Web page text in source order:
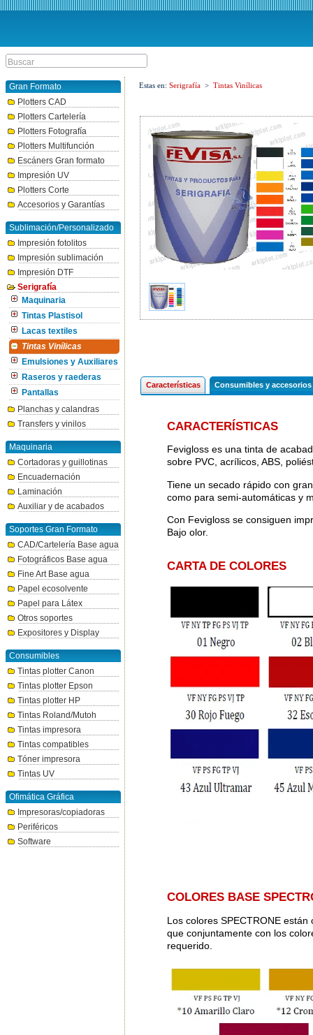
Gran Formato
Plotters CAD
Plotters Cartelería
Plotters Fotografía
Plotters Multifunción
Escáners Gran formato
Impresión UV
Plotters Corte
Accesorios y Garantías
Sublimación/Personalizado
Impresión fotolitos
Impresión sublimación
Impresión DTF
Serigrafía
Maquinaria
Tintas Plastisol
Lacas textiles
Tintas Vinílicas
Emulsiones y Auxiliares
Raseros y raederas
Pantallas
Planchas y calandras
Transfers y vinilos
Maquinaria
Cortadoras y guillotinas
Encuadernación
Laminación
Auxiliar y de acabados
Soportes Gran Formato
CAD/Cartelería Base agua
Fotográficos Base agua
Fine Art Base agua
Papel ecosolvente
Papel para Látex
Otros soportes
Expositores y Display
Consumibles
Tintas plotter Canon
Tintas plotter Epson
Tintas plotter HP
Tintas Roland/Mutoh
Tintas impresora
Tintas compatibles
Tóner impresora
Tintas UV
Ofimática Gráfica
Impresoras/copiadoras
Periféricos
Software
Estas en: Serigrafía > Tintas Vinílicas
Características Consumibles y accesorios
CARACTERÍSTICAS
Fevigloss es una tinta de
sobre PVC, acrílicos, ABS,
Tiene un secado rápido con
como para semi-automáticas y
Con Fevigloss se consiguen
Bajo olor.
CARTA DE COLORES
COLORES BASE
Los colores SPECTRONE
que conjuntamente con los
requerido.